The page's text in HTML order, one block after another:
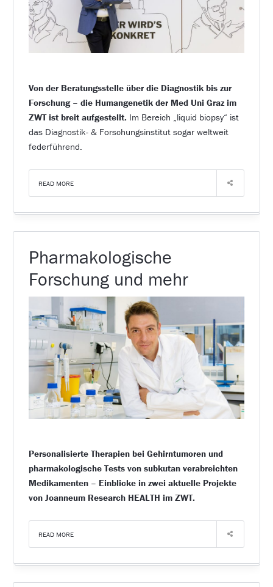
Von der Beratungsstelle über die Diagnostik bis zur
Forschung – die Humangenetik der Med Uni Graz im
ZWT ist breit aufgestellt. Im Bereich „liquid biopsy“ ist
das Diagnostik- & Forschungsinstitut sogar weltweit
federführend.
READ MORE
Pharmakologische
Forschung und mehr
Personalisierte Therapien bei Gehirntumoren und
pharmakologische Tests von subkutan verabreichten
Medikamenten – Einblicke in zwei aktuelle Projekte
von Joanneum Research HEALTH im ZWT.
READ MORE